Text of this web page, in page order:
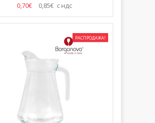
0,70€
0,85€ с ндс
РАСПРОДАЖА!